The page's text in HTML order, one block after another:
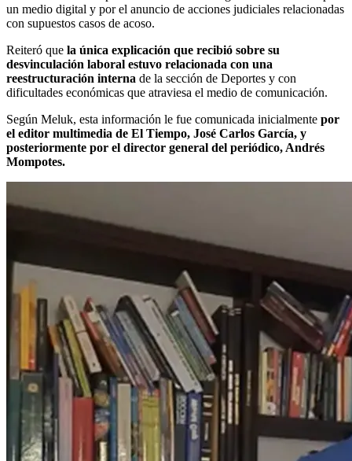
un medio digital y por el anuncio de acciones judiciales relacionadas
con supuestos casos de acoso.
Reiteró que la única explicación que recibió sobre su
desvinculación laboral estuvo relacionada con una
reestructuración interna de la sección de Deportes y con
dificultades económicas que atraviesa el medio de comunicación.
Según Meluk, esta información le fue comunicada inicialmente por
el editor multimedia de El Tiempo, José Carlos García, y
posteriormente por el director general del periódico, Andrés
Mompotes.